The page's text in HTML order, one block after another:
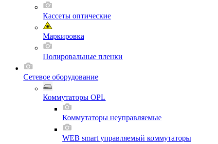
Кассеты оптические
Маркировка
Полировальные пленки
Сетевое оборудование
Коммутаторы OPL
Коммутаторы неуправляемые
WEB smart управляемый коммутаторы